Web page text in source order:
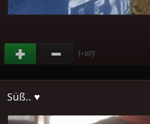
(+107)
Süß.. ♥